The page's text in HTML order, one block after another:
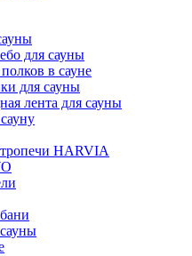
для сауны
в сауне
для сауны
лента для сауны
HARVIA